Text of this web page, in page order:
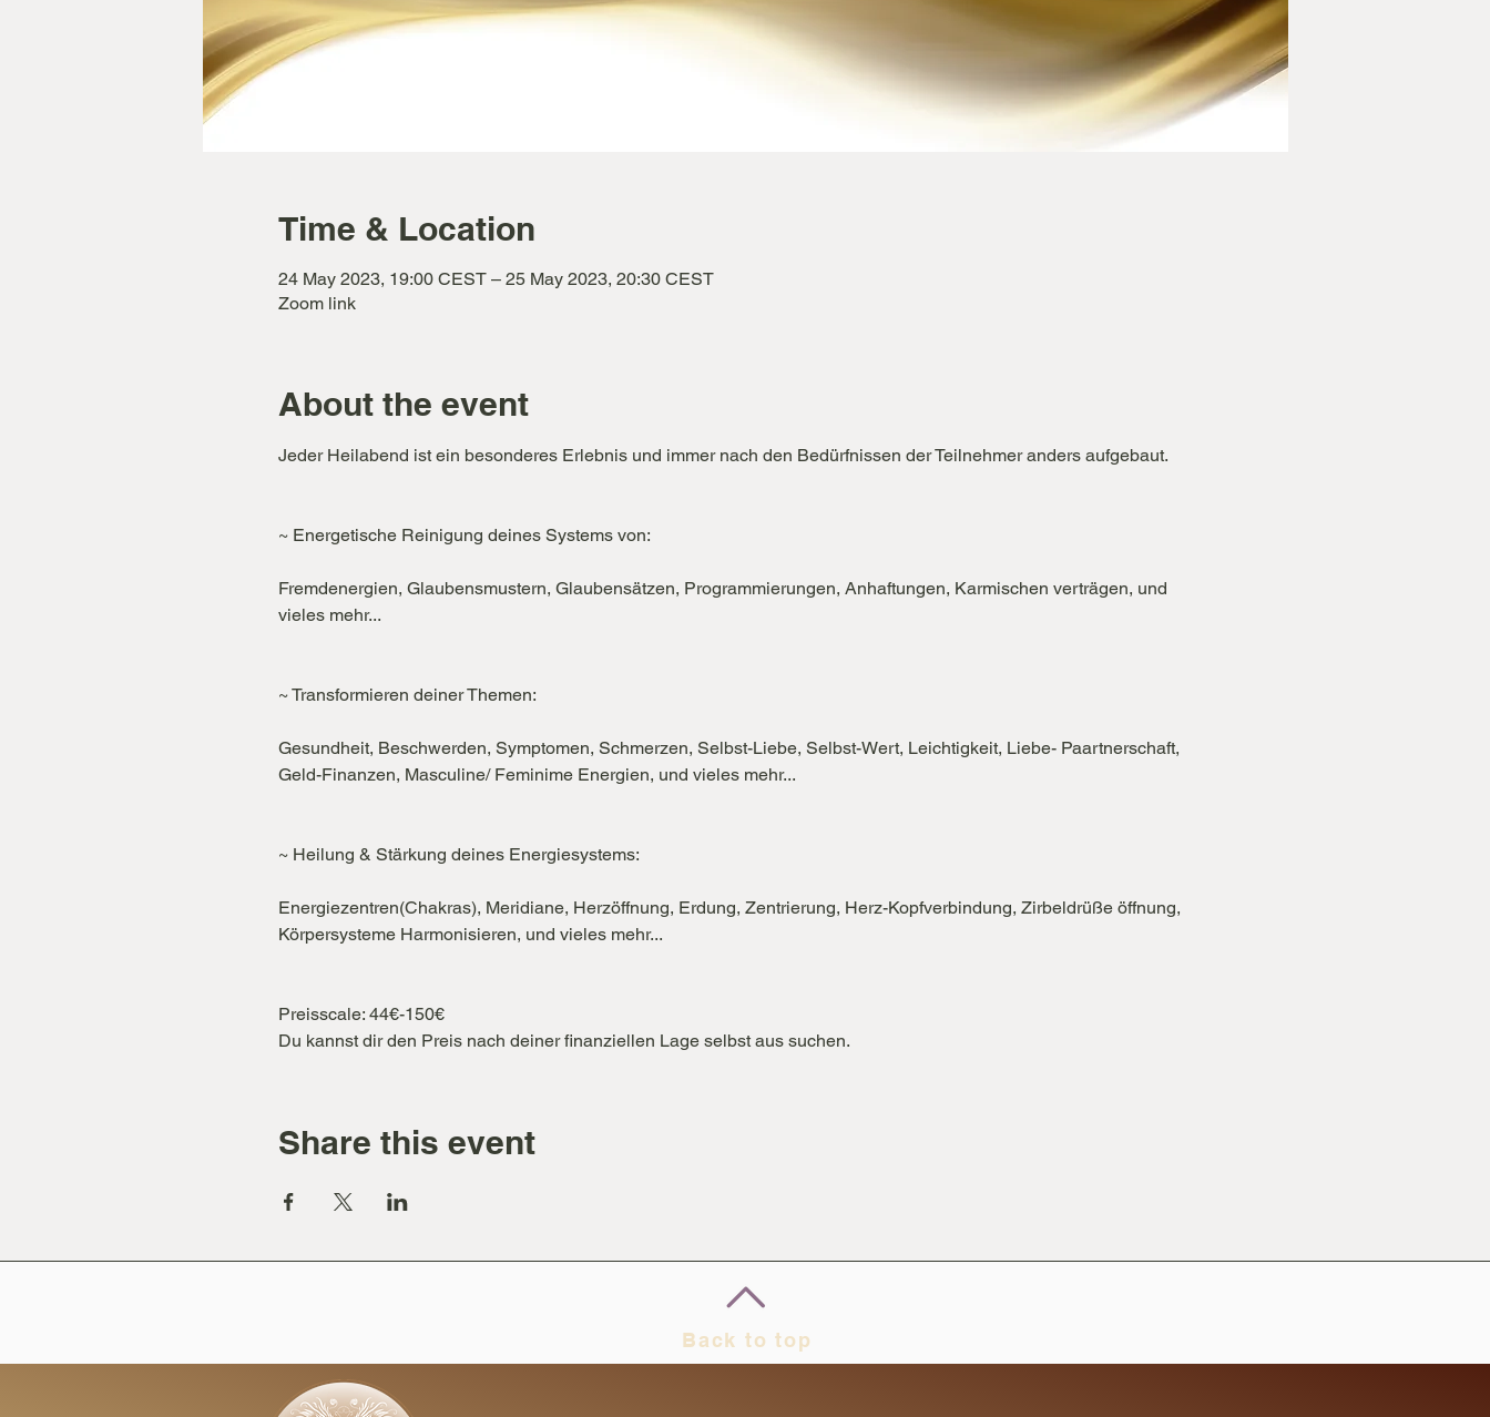
Time & Location
24 May 2023, 19:00 CEST – 25 May 2023, 20:30 CEST
Zoom link
About the event
Jeder Heilabend ist ein besonderes Erlebnis und immer nach den Bedürfnissen der Teilnehmer anders aufgebaut.
~ Energetische Reinigung deines Systems von:
Fremdenergien, Glaubensmustern, Glaubensätzen, Programmierungen, Anhaftungen, Karmischen verträgen, und
vieles mehr...
~ Transformieren deiner Themen:
Gesundheit, Beschwerden, Symptomen, Schmerzen, Selbst-Liebe, Selbst-Wert, Leichtigkeit, Liebe- Paartnerschaft,
Geld-Finanzen, Masculine/ Feminime Energien, und vieles mehr...
~ Heilung & Stärkung deines Energiesystems:
Energiezentren(Chakras), Meridiane, Herzöffnung, Erdung, Zentrierung, Herz-Kopfverbindung, Zirbeldrüße öffnung,
Körpersysteme Harmonisieren, und vieles mehr...
Preisscale: 44€-150€
Du kannst dir den Preis nach deiner finanziellen Lage selbst aus suchen.
Share this event
Back to top